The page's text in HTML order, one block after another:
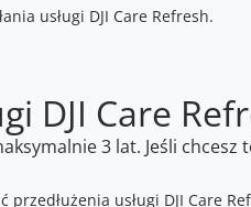
DJI Care
3 lat. Jeśli